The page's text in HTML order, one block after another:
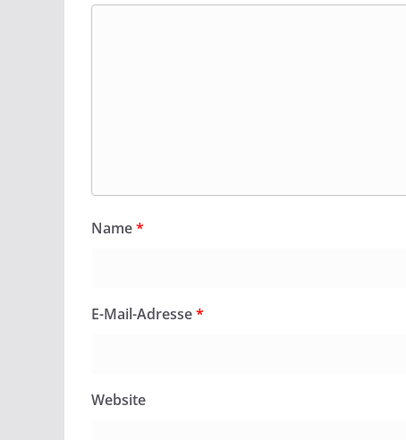
Name*
E-Mail-Adresse*
Website